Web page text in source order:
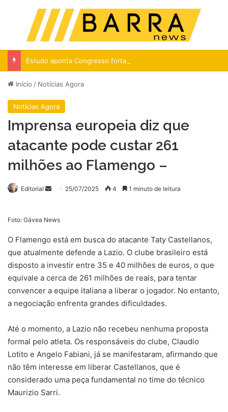
Menu
Início / Notícias Agora
Notícias Agora
Imprensa europeia diz que
atacante pode custar 261
milhões ao Flamengo –
Editorial
Mande
mail
25/07/2025 4 1 minuto de leitura
Foto: Gávea News
O Flamengo está em busca do atacante Taty Castellanos,
que atualmente defende a Lazio. O clube brasileiro está
disposto a investir entre 35 e 40 milhões de euros, o que
equivale a cerca de 261 milhões de reais, para tentar
convencer a equipe italiana a liberar o jogador. No entanto,
a negociação enfrenta grandes dificuldades.
Até o momento, a Lazio não recebeu nenhuma proposta
formal pelo atleta. Os responsáveis do clube, Claudio
Lotito e Angelo Fabiani, já se manifestaram, afirmando que
não têm interesse em liberar Castellanos, que é
considerado uma peça fundamental no time do técnico
Maurizio Sarri.